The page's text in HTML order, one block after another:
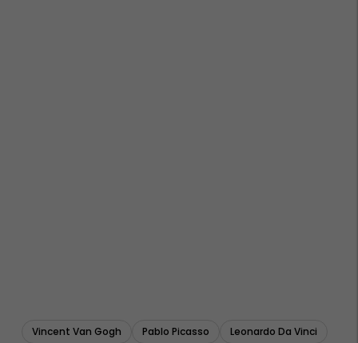
Vincent Van Gogh Pablo Picasso Leonardo Da Vinci